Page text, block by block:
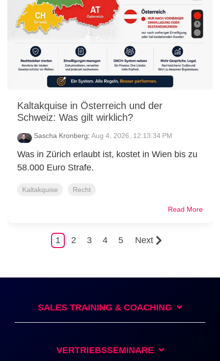
Kaltakquise in Österreich und der
Schweiz: Was gilt wirklich?
Sascha Kronberg: Aug 4, 2026, 12:13:34 PM
Was in Zürich erlaubt ist, kostet in Wien bis zu
58.000 Euro Strafe.
Kaltakquise Recht
Read More
1 2 3 4 5 Next
SALES TRAINING & COACHING
VERTRIEBSSEMINARE